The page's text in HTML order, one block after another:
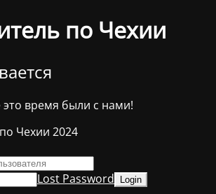
по Чехии
это время были с нами!
Чехии 2024
Lost Password